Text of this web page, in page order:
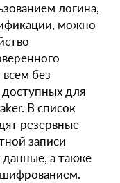
логина,
можно
без
для
В список
резервные
записи
а также